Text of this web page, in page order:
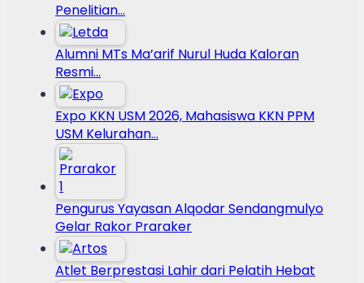
Penelitian…
Alumni MTs Ma’arif Nurul Huda Kaloran
Resmi…
Expo KKN USM 2026, Mahasiswa KKN PPM
USM Kelurahan…
Pengurus Yayasan Alqodar Sendangmulyo
Gelar Rakor Praraker
Atlet Berprestasi Lahir dari Pelatih Hebat